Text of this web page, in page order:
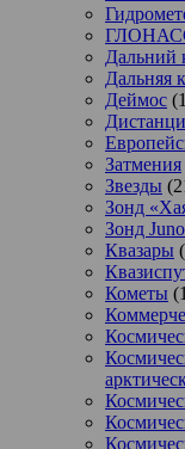
Дальний
Дальняя
Деймос
Затмения
Звезды
Зонд
Зонд Juno
Квазары
Кометы